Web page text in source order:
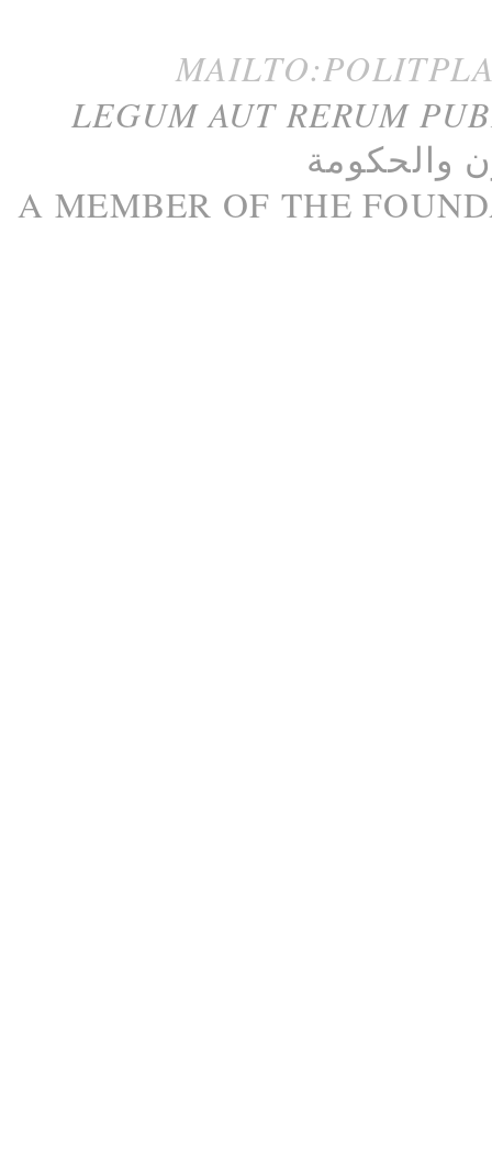
LEGUM AUT RERUM
والحكومة
A MEMBER OF THE